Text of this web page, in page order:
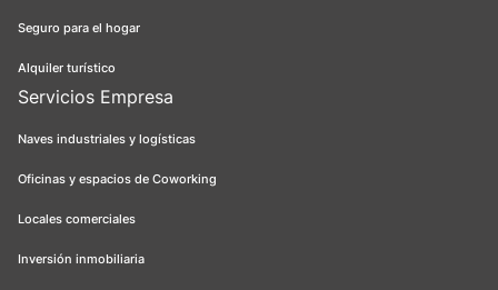
Seguro para el hogar
Alquiler turístico
Servicios Empresa
Naves industriales y logísticas
Oficinas y espacios de Coworking
Locales comerciales
Inversión inmobiliaria